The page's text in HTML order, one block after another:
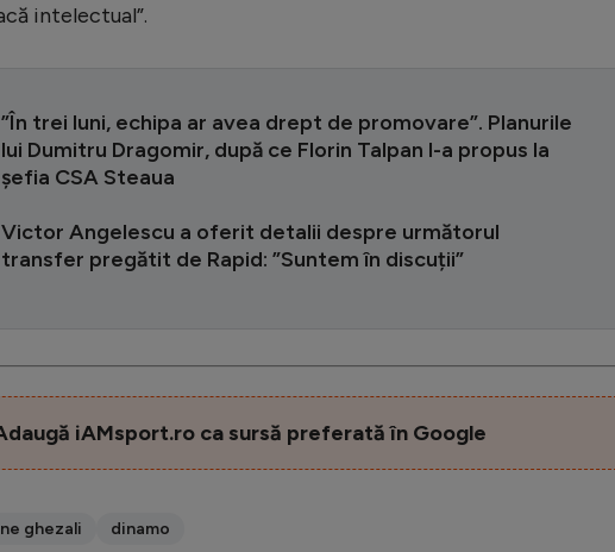
intelectual”.
”În trei luni, echipa ar avea drept de promovare”. Planurile
lui Dumitru Dragomir, după ce Florin Talpan l-a propus la
șefia CSA Steaua
Victor Angelescu a oferit detalii despre următorul
transfer pregătit de Rapid: ”Suntem în discuții”
iAMsport.ro ca sursă preferată în Google
ghezali dinamo